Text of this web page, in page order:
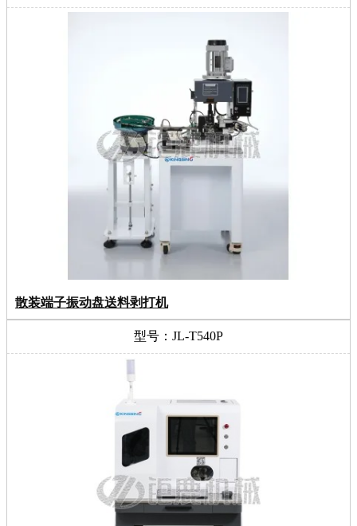
散装端子振动盘送料剥打机
型号：JL-T540P